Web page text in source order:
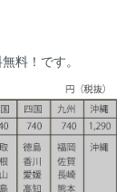
料！です。